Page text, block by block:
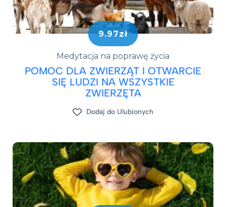
9.97zł
Medytacja na poprawę życia
POMOC DLA ZWIERZĄT I OTWARCIE
SIĘ LUDZI NA WSZYSTKIE
ZWIERZĘTA
Dodaj do Ulubionych